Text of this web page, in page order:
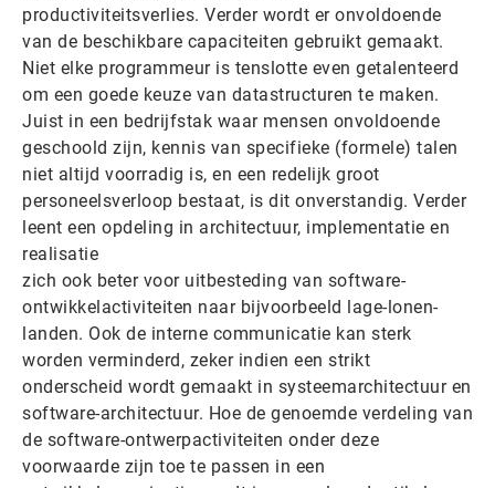
productiviteitsverlies. Verder wordt er onvoldoende
van de beschikbare capaciteiten gebruikt gemaakt.
Niet elke programmeur is tenslotte even getalenteerd
om een goede keuze van datastructuren te maken.
Juist in een bedrijfstak waar mensen onvoldoende
geschoold zijn, kennis van specifieke (formele) talen
niet altijd voorradig is, en een redelijk groot
personeelsverloop bestaat, is dit onverstandig. Verder
leent een opdeling in architectuur, implementatie en
realisatie
zich ook beter voor uitbesteding van software-
ontwikkelactiviteiten naar bijvoorbeeld lage-lonen-
landen. Ook de interne communicatie kan sterk
worden verminderd, zeker indien een strikt
onderscheid wordt gemaakt in systeemarchitectuur en
software-architectuur. Hoe de genoemde verdeling van
de software-ontwerpactiviteiten onder deze
voorwaarde zijn toe te passen in een